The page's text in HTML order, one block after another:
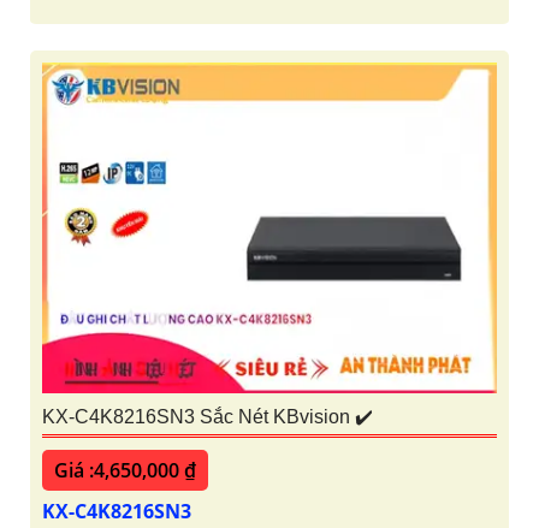
KX-C4K8216SN3 Sắc Nét KBvision ✔️
Giá :4,650,000 ₫
KX-C4K8216SN3